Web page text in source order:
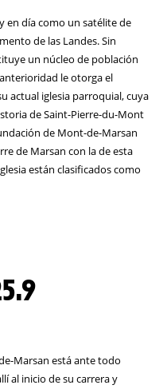
en día como un satélite de
de las Landes. Sin
un núcleo de población
le otorga el
actual iglesia parroquial, cuya
de Saint-Pierre-du-Mont
de Mont-de-Marsan
de Marsan con la de esta
están clasificados como
Marsan está ante todo
al inicio de su carrera y